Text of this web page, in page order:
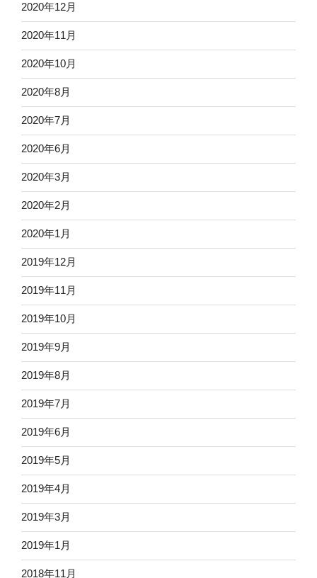
2020年12月
2020年11月
2020年10月
2020年8月
2020年7月
2020年6月
2020年3月
2020年2月
2020年1月
2019年12月
2019年11月
2019年10月
2019年9月
2019年8月
2019年7月
2019年6月
2019年5月
2019年4月
2019年3月
2019年1月
2018年11月